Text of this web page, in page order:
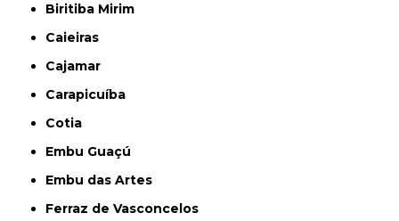
Biritiba Mirim
Caieiras
Cajamar
Carapicuíba
Cotia
Embu Guaçú
Embu das Artes
Ferraz de Vasconcelos